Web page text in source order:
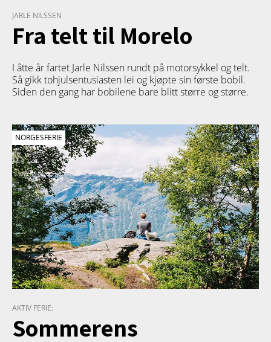
JARLE NILSSEN
Fra telt til Morelo
I åtte år fartet Jarle Nilssen rundt på motorsykkel og telt.
Så gikk tohjulsentusiasten lei og kjøpte sin første bobil.
Siden den gang har bobilene bare blitt større og større.
NORGESFERIE
AKTIV FERIE:
Sommerens